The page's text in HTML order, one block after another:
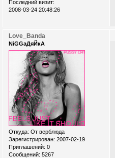
Последний визит:
2008-03-24 20:48:26
Love_Banda
NiGGaДяЙкА
Откуда: От верблюда
Зарегистрирован: 2007-02-19
Приглашений: 0
Сообщений: 5267